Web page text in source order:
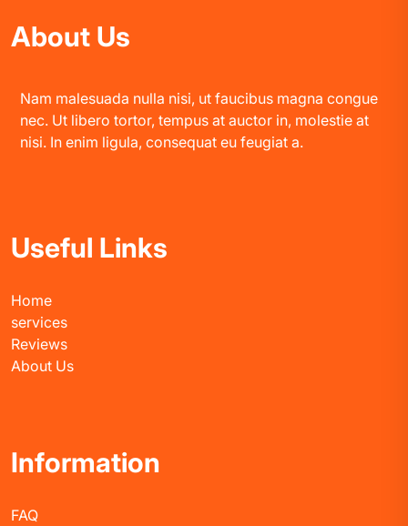
About Us
Nam malesuada nulla nisi, ut faucibus magna congue
nec. Ut libero tortor, tempus at auctor in, molestie at
nisi. In enim ligula, consequat eu feugiat a.
Useful Links
Home
services
Reviews
About Us
Information
FAQ